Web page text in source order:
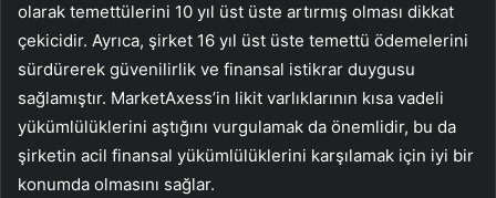
olarak temettülerini 10 yıl üst üste artırmış olması dikkat
çekicidir. Ayrıca, şirket 16 yıl üst üste temettü ödemelerini
sürdürerek güvenilirlik ve finansal istikrar duygusu
sağlamıştır. MarketAxess’in likit varlıklarının kısa vadeli
yükümlülüklerini aştığını vurgulamak da önemlidir, bu da
şirketin acil finansal yükümlülüklerini karşılamak için iyi bir
konumda olmasını sağlar.